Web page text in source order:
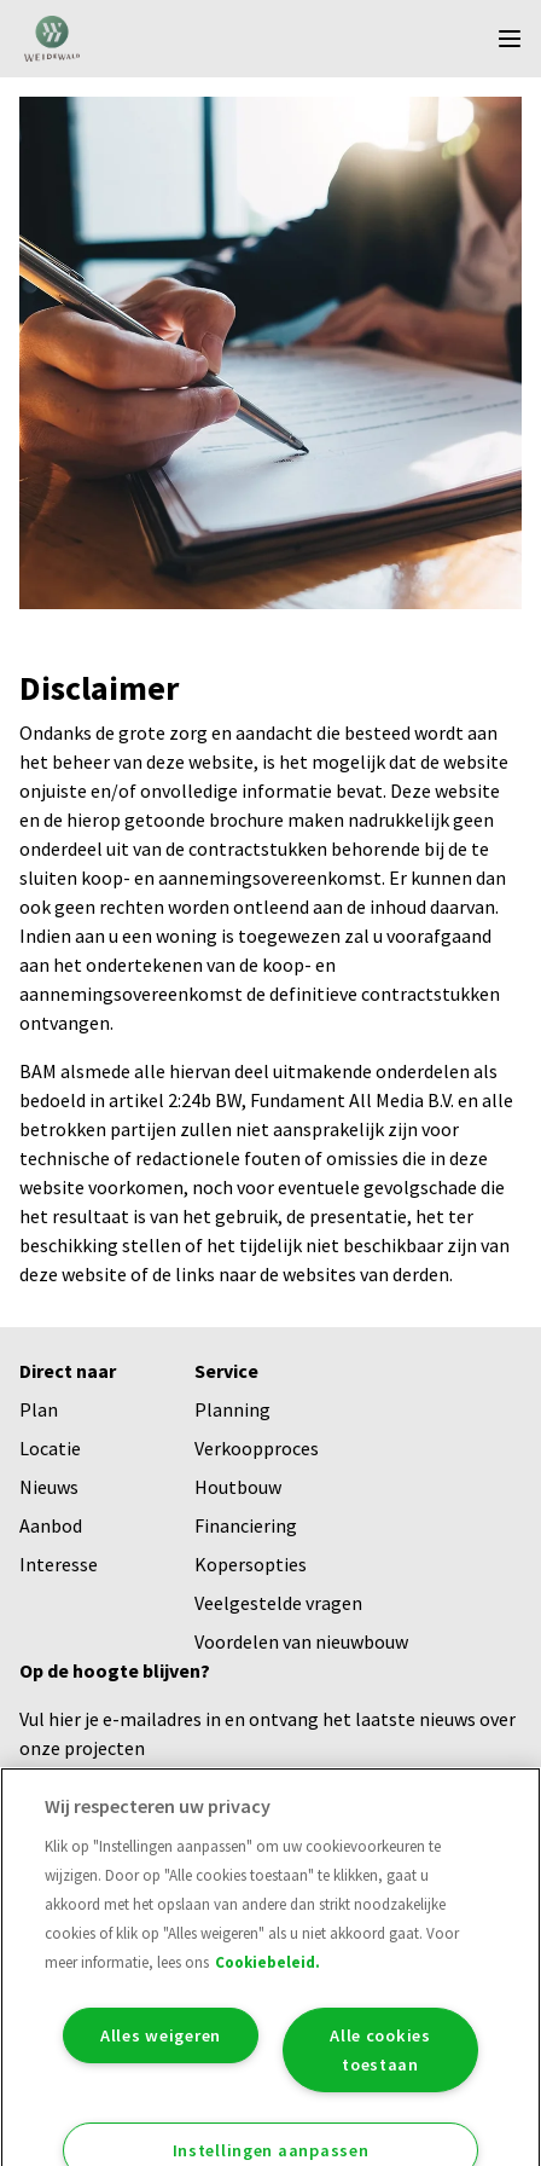
Disclaimer
Ondanks de grote zorg en aandacht die besteed wordt aan
het beheer van deze website, is het mogelijk dat de website
onjuiste en/of onvolledige informatie bevat. Deze website
en de hierop getoonde brochure maken nadrukkelijk geen
onderdeel uit van de contractstukken behorende bij de te
sluiten koop- en aannemingsovereenkomst. Er kunnen dan
ook geen rechten worden ontleend aan de inhoud daarvan.
Indien aan u een woning is toegewezen zal u voorafgaand
aan het ondertekenen van de koop- en
aannemingsovereenkomst de definitieve contractstukken
ontvangen.
BAM alsmede alle hiervan deel uitmakende onderdelen als
bedoeld in artikel 2:24b BW, Fundament All Media B.V. en alle
betrokken partijen zullen niet aansprakelijk zijn voor
technische of redactionele fouten of omissies die in deze
website voorkomen, noch voor eventuele gevolgschade die
het resultaat is van het gebruik, de presentatie, het ter
beschikking stellen of het tijdelijk niet beschikbaar zijn van
deze website of de links naar de websites van derden.
Direct naar
Plan
Locatie
Nieuws
Aanbod
Interesse
Service
Planning
Verkoopproces
Houtbouw
Financiering
Kopersopties
Veelgestelde vragen
Voordelen van nieuwbouw
Op de hoogte blijven?
Vul hier je e-mailadres in en ontvang het laatste nieuws over
onze projecten
Voornaam
E-mailadres*
Privacy statement Cookies Disclaimer Toegankelijkheid
Wij respecteren uw privacy
Klik op "Instellingen aanpassen" om uw cookievoorkeuren te
wijzigen. Door op "Alle cookies toestaan" te klikken, gaat u
akkoord met het opslaan van andere dan strikt noodzakelijke
cookies of klik op "Alles weigeren" als u niet akkoord gaat. Voor
meer informatie, lees ons Cookiebeleid.
Alle cookies
toestaan
Alles weigeren
Instellingen aanpassen